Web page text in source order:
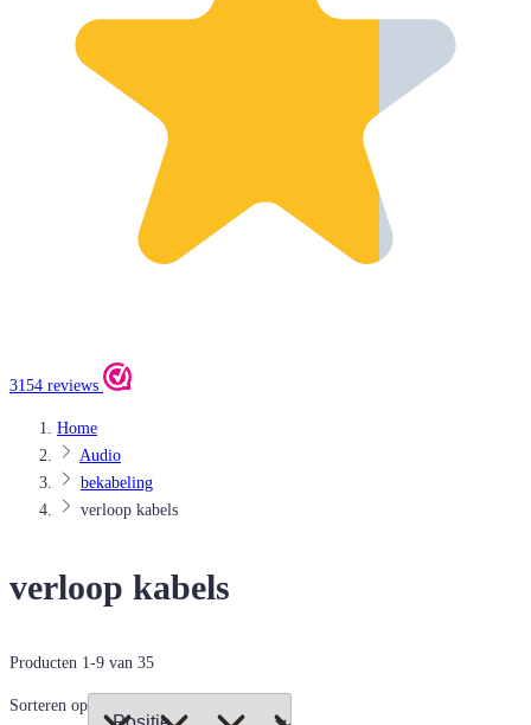
3154 reviews
Home
Audio
bekabeling
verloop kabels
verloop kabels
Producten 1-9 van 35
Sorteren op